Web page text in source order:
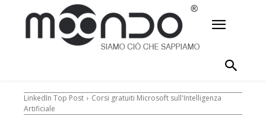
LinkedIn Top Post
Corsi gratuiti Microsoft sull'Intelligenza
Artificiale